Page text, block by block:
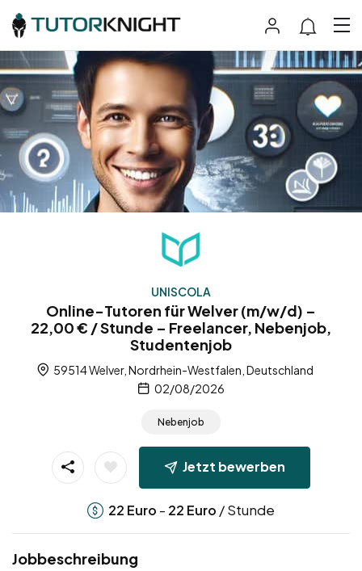
UNISCOLA
Online-Tutoren für Welver (m/w/d) –
22,00 € / Stunde – Freelancer, Nebenjob,
Studentenjob
59514 Welver, Nordrhein-Westfalen, Deutschland
02/08/2026
Nebenjob
Jetzt bewerben
22 Euro - 22 Euro / Stunde
Jobbeschreibung